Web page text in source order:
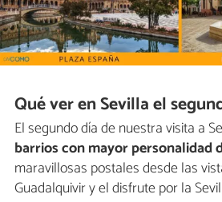
Qué ver en Sevilla el
El segundo día de nuestra visita a
barrios con mayor personalidad
maravillosas postales desde las
Guadalquivir y el disfrute por la